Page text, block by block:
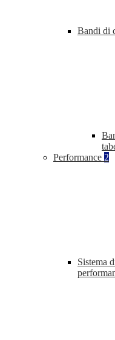
Bandi di
Performance 2
Sistema